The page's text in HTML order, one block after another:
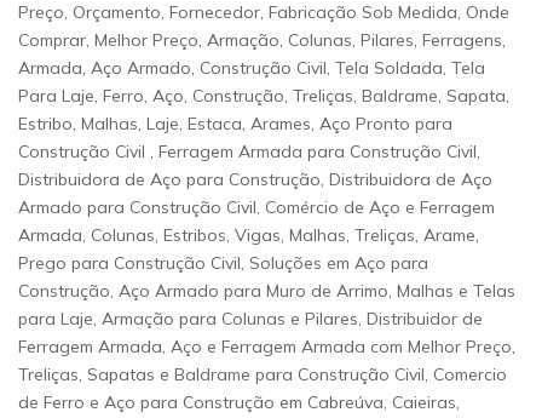
Preço, Orçamento, Fornecedor, Fabricação Sob Medida, Onde
Comprar, Melhor Preço, Armação, Colunas, Pilares, Ferragens,
Armada, Aço Armado, Construção Civil, Tela Soldada, Tela
Para Laje, Ferro, Aço, Construção, Treliças, Baldrame, Sapata,
Estribo, Malhas, Laje, Estaca, Arames, Aço Pronto para
Construção Civil , Ferragem Armada para Construção Civil,
Distribuidora de Aço para Construção, Distribuidora de Aço
Armado para Construção Civil, Comércio de Aço e Ferragem
Armada, Colunas, Estribos, Vigas, Malhas, Treliças, Arame,
Prego para Construção Civil, Soluções em Aço para
Construção, Aço Armado para Muro de Arrimo, Malhas e Telas
para Laje, Armação para Colunas e Pilares, Distribuidor de
Ferragem Armada, Aço e Ferragem Armada com Melhor Preço,
Treliças, Sapatas e Baldrame para Construção Civil, Comercio
de Ferro e Aço para Construção em Cabreúva, Caieiras,